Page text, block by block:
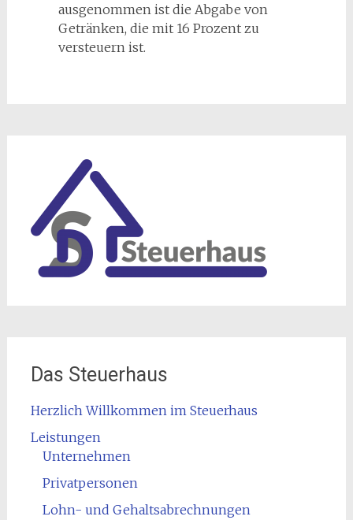
ausgenommen ist die Abgabe von
Getränken, die mit 16 Prozent zu
versteuern ist.
Das Steuerhaus
Herzlich Willkommen im Steuerhaus
Leistungen
Unternehmen
Privatpersonen
Lohn- und Gehaltsabrechnungen